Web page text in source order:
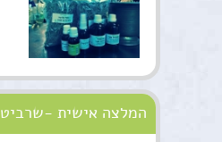
המלצה אישית -